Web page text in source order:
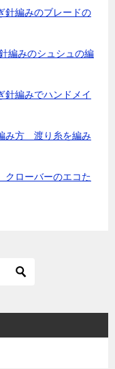
編みのブレードの
編みのシュシュの編
編みでハンドメイ
み方 渡り糸を編み
ローバーのエコた